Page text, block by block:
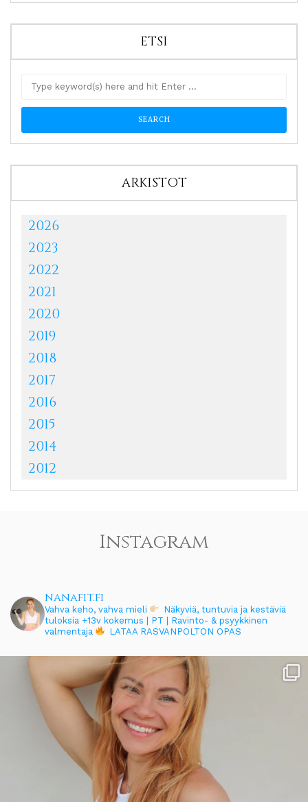
ETSI
ARKISTOT
2026
2023
2022
2021
2020
2019
2018
2017
2016
2015
2014
2012
Instagram
nanafit.fi
Vahva keho, vahva mieli
Näkyviä, tuntuvia ja kestäviä
tuloksia +13v kokemus | PT | Ravinto- & psyykkinen
valmentaja
LATAA RASVANPOLTON OPAS